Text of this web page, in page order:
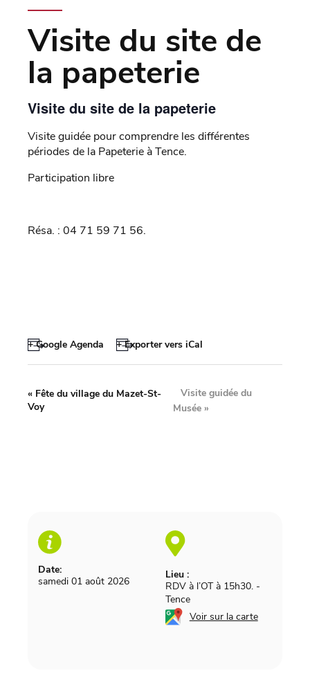
Visite du site de
la papeterie
Visite du site de la papeterie
Visite guidée pour comprendre les différentes
périodes de la Papeterie à Tence.
Participation libre
Résa. : 04 71 59 71 56.
+ Google Agenda + Exporter vers iCal
Date:
samedi 01 août 2026
Lieu :
RDV à l’OT à 15h30. -
Tence
Voir sur la carte
« Fête du village du Mazet-St-
Voy
Visite guidée du
Musée»